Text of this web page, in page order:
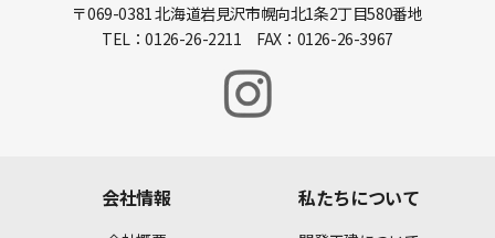
〒069-0381 北海道岩見沢市幌向北1条2丁目580番地
TEL：0126-26-2211 FAX：0126-26-3967
会社情報 私たちについて